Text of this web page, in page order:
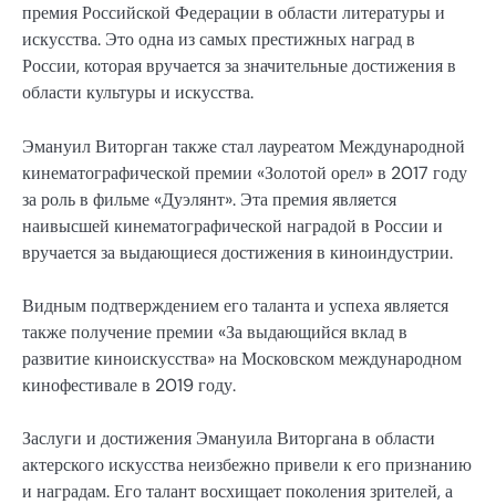
премия Российской Федерации в области литературы и
искусства. Это одна из самых престижных наград в
России, которая вручается за значительные достижения в
области культуры и искусства.
Эмануил Виторган также стал лауреатом Международной
кинематографической премии «Золотой орел» в 2017 году
за роль в фильме «Дуэлянт». Эта премия является
наивысшей кинематографической наградой в России и
вручается за выдающиеся достижения в киноиндустрии.
Видным подтверждением его таланта и успеха является
также получение премии «За выдающийся вклад в
развитие киноискусства» на Московском международном
кинофестивале в 2019 году.
Заслуги и достижения Эмануила Виторгана в области
актерского искусства неизбежно привели к его признанию
и наградам. Его талант восхищает поколения зрителей, а